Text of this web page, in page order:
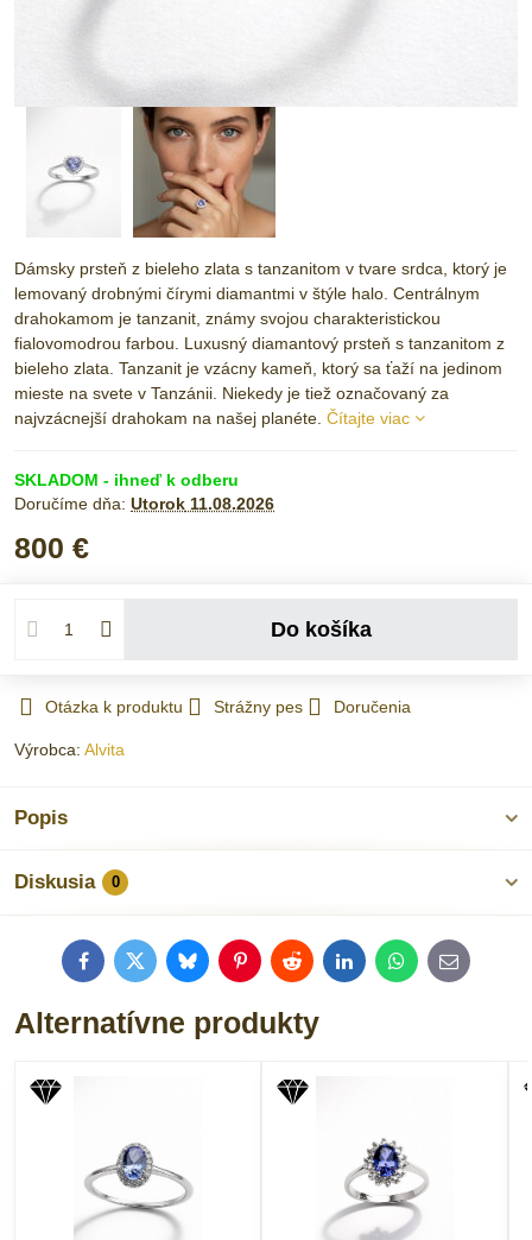
Dámsky prsteň z bieleho zlata s tanzanitom v tvare srdca, ktorý je
lemovaný drobnými čírymi diamantmi v štýle halo. Centrálnym
drahokamom je tanzanit, známy svojou charakteristickou
fialovomodrou farbou. Luxusný diamantový prsteň s tanzanitom z
bieleho zlata. Tanzanit je vzácny kameň, ktorý sa ťaží na jedinom
mieste na svete v Tanzánii. Niekedy je tiež označovaný za
najvzácnejší drahokam na našej planéte. Čítajte viac
SKLADOM - ihneď k odberu
Doručíme dňa: Utorok 11.08.2026
800 €
Do košíka
Otázka k produktu Strážny pes Doručenia
Výrobca: Alvita
Popis
Diskusia 0
FacebookTwitterBlueskyPinterestRedditLinkedInWhatsApp
E-
mail
Alternatívne produkty